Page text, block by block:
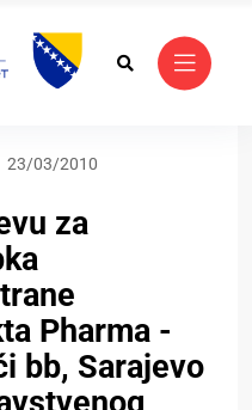
23/03/2010
za
Pharma -
bb, Sarajevo